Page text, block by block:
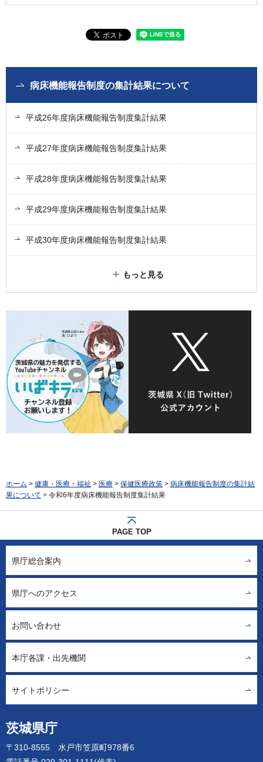
病床機能報告制度の集計結果について
平成26年度病床機能報告制度集計結果
平成27年度病床機能報告制度集計結果
平成28年度病床機能報告制度集計結果
平成29年度病床機能報告制度集計結果
平成30年度病床機能報告制度集計結果
もっと見る
ホーム > 健康・医療・福祉 > 医療 > 保健医療政策 > 病床機能報告制度の集計結
果について > 令和6年度病床機能報告制度集計結果
PAGE TOP
茨城県庁
〒310-8555 水戸市笠原町978番6
県庁総合案内
県庁へのアクセス
お問い合わせ
本庁各課・出先機関
サイトポリシー